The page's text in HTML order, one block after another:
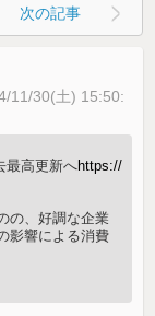
次の記事
11/30(土) 15:50:
最高更新へhttps://
の、好調な企業
影響による消費